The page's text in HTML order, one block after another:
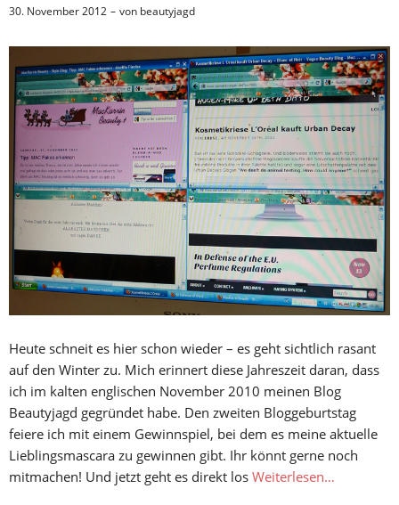
30. November 2012 von beautyjagd
Heute schneit es hier schon wieder – es geht sichtlich rasant
auf den Winter zu. Mich erinnert diese Jahreszeit daran, dass
ich im kalten englischen November 2010 meinen Blog
Beautyjagd gegründet habe. Den zweiten Bloggeburtstag
feiere ich mit einem Gewinnspiel, bei dem es meine aktuelle
Lieblingsmascara zu gewinnen gibt. Ihr könnt gerne noch
mitmachen! Und jetzt geht es direkt los Weiterlesen…